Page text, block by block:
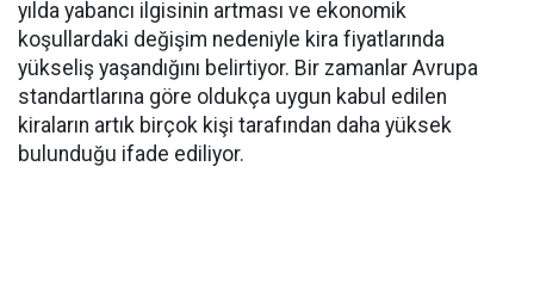
yılda yabancı ilgisinin artması ve ekonomik
koşullardaki değişim nedeniyle kira fiyatlarında
yükseliş yaşandığını belirtiyor. Bir zamanlar Avrupa
standartlarına göre oldukça uygun kabul edilen
kiraların artık birçok kişi tarafından daha yüksek
bulunduğu ifade ediliyor.